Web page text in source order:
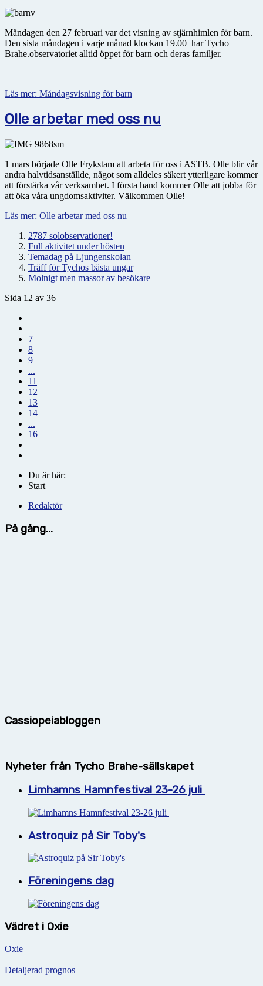
Måndagen den 27 februari var det visning av stjärnhimlen för barn.
Den sista måndagen i varje månad klockan 19.00 har Tycho
Brahe.observatoriet alltid öppet för barn och deras familjer.
Läs mer: Måndagsvisning för barn
Olle arbetar med oss nu
1 mars började Olle Frykstam att arbeta för oss i ASTB. Olle blir vår
andra halvtidsanställde, något som alldeles säkert ytterligare kommer
att förstärka vår verksamhet. I första hand kommer Olle att jobba för
att öka våra ungdomsaktiviter. Välkommen Olle!
Läs mer: Olle arbetar med oss nu
2787 solobservationer!
Full aktivitet under hösten
Temadag på Ljungenskolan
Träff för Tychos bästa ungar
Molnigt men massor av besökare
Sida 12 av 36
7
8
9
...
11
12
13
14
...
16
Du är här:
Start
Redaktör
På gång...
Cassiopeiabloggen
Nyheter från Tycho Brahe-sällskapet
Limhamns Hamnfestival 23-26 juli
Astroquiz på Sir Toby's
Föreningens dag
Vädret i Oxie
Oxie
Detaljerad prognos